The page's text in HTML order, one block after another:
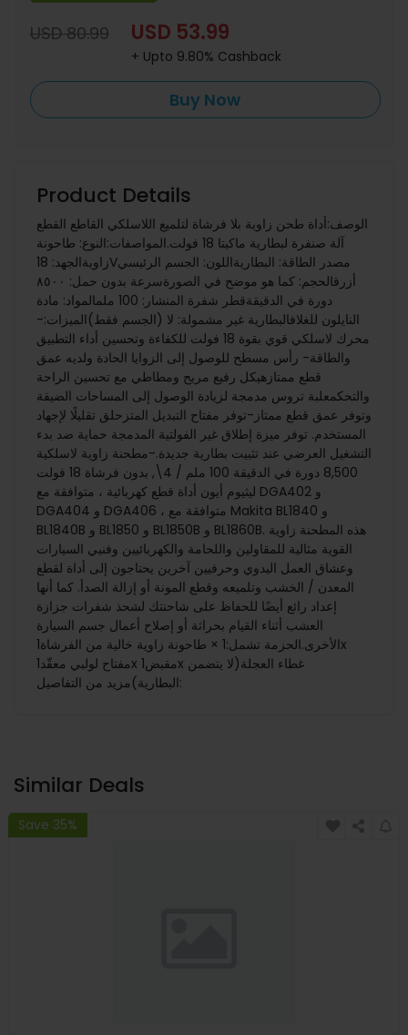
USD 80.99 USD 53.99
+ Upto 9.80% Cashback
Buy Now
Product Details
الوصف:أداة طحن زاوية بلا فرشاة لتلميع اللاسلكي القاطع القطع
آلة صنفرة لبطارية ماكيتا 18 فولت.المواصفات:النوع: طاحونة
زاويةالجهد: 18Vمصدر الطاقة: البطاريةاللون: الجسم الرئيسي
أزرقالحجم: كما هو موضح في الصورةسرعة بدون حمل: ٨٥٠٠
دورة في الدقيقةقطر شفرة المنشار: 100 ملمالمواد: مادة
النايلون للغلافالبطارية غير مشمولة: لا (الجسم فقط)الميزات:-
محرك لاسلكي قوي بقوة 18 فولت للكفاءة وتحسين أداء التطبيق
والطاقة- رأس مسطح للوصول إلى الزوايا الحادة ولديه عمق
قطع ممتازهيكل رفيع مريح ومطاطي مع تحسين الراحة
والتحكمعلبة تروس مدمجة لزيادة الوصول إلى المساحات الضيقة
وتوفر عمق قطع ممتاز-توفر مفتاح التبديل المتزحلق تقليلًا لإجهاد
المستخدم. توفر ميزة إطلاق غير الفولتية المدمجة حماية ضد بدء
التشغيل العرضي عند تثبيت بطارية جديدة.-مطحنة زاوية لاسلكية
8,500 دورة في الدقيقة 100 ملم / 4\, بدون فرشاة 18 فولت
ليثيوم أيون أداة قطع كهربائية ، متوافقة مع DGA402 و
DGA404 و DGA406 ، متوافقة مع Makita BL1840 و
BL1840B و BL1850 و BL1850B و BL1860B. هذه المطحنة زاوية
القوية مثالية للمقاولين واللحامة والكهربائيين وفنيي السيارات
وعشاق العمل اليدوي وحرفيين آخرين يحتاجون إلى أداة لقطع
المعدن / الخشب وتلميعه وقطع المونة أو إزالة الصدأ. كما أنها
إعداد رائع أيضًا للحفاظ على شاحنتك لشحذ شفرات جزازة
العشب أثناء القيام بحراثة أو إصلاح أعمال جسم السيارة
الأخرى.الحزمة تشمل:1 × طاحونة زاوية خالية من الفرشاة1x
مفتاح لولبي معقّد1x مقبض1x غطاء العجلة(لا يتضمن
البطارية)مزيد من التفاصيل:
Similar Deals
Save 35%